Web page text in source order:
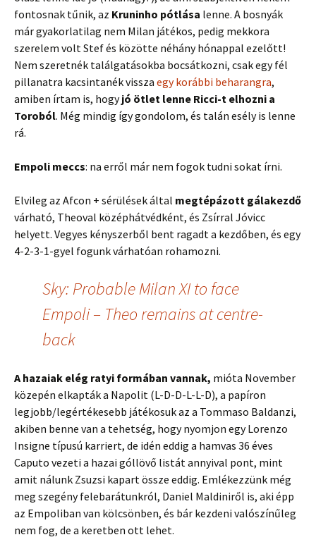
fontosnak tűnik, az Kruninho pótlása lenne. A bosnyák
már gyakorlatilag nem Milan játékos, pedig mekkora
szerelem volt Stef és közötte néhány hónappal ezelőtt!
Nem szeretnék találgatásokba bocsátkozni, csak egy fél
pillanatra kacsintanék vissza egy korábbi beharangra,
amiben írtam is, hogyjó ötlet lenne Ricci-t elhozni a
Toroból. Még mindig így gondolom, és talán esély is lenne
rá.
Empoli meccs: na erről már nem fogok tudni sokat írni.
Elvileg az Afcon + sérülések által megtépázott gálakezdő
várható, Theoval középhátvédként, és Zsírral Jóvicc
helyett. Vegyes kényszerből bent ragadt a kezdőben, és egy
4-2-3-1-gyel fogunk várhatóan rohamozni.
Sky: Probable Milan XI to face
Empoli – Theo remains at centre-
back
A hazaiak elég ratyi formában vannak, mióta November
közepén elkapták a Napolit (L-D-D-L-L-D), a papíron
legjobb/legértékesebb játékosuk az a Tommaso Baldanzi,
akiben benne van a tehetség, hogy nyomjon egy Lorenzo
Insigne típusú karriert, de idén eddig a hamvas 36 éves
Caputo vezeti a hazai góllövő listát annyival pont, mint
amit nálunk Zsuzsi kapart össze eddig. Emlékezzünk még
meg szegény felebarátunkról, Daniel Maldiniről is, aki épp
az Empoliban van kölcsönben, és bár kezdeni valószínűleg
nem fog, de a keretben ott lehet.